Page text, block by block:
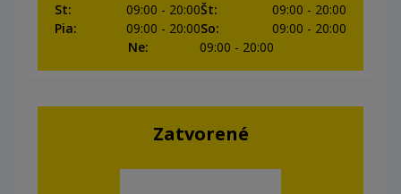
St: 09:00 - 20:00Št: 09:00 - 20:00
Pia: 09:00 - 20:00So: 09:00 - 20:00
Ne: 09:00 - 20:00
Zatvorené